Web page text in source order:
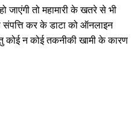
जाएंगी तो महामारी के खतरे से भी
कर के डाटा को ऑनलाइन
न कोई तकनीकी खामी के कारण